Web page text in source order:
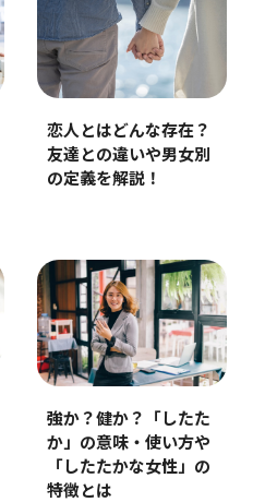
恋人とはどんな存在？
友達との違いや男女別
の定義を解説！
強か？健か？「したた
か」の意味・使い方や
「したたかな女性」の
特徴とは